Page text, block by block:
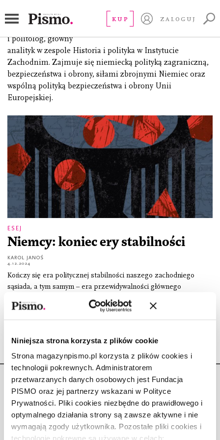
Niniejsza strona korzysta z plików cookie
Strona magazynpismo.pl korzysta z plików cookies i
technologii pokrewnych. Administratorem
przetwarzanych danych osobowych jest Fundacja
PISMO oraz jej partnerzy wskazani w Polityce
Prywatności. Pliki cookies niezbędne do prawidłowego i
optymalnego działania strony są zawsze aktywne i nie
wymagają zgody użytkownika. Pozostałe pliki cookies i
technologie pokrewne są używane w celach:
KUP ZALOGUJ
(ur. 1988), doktor nauk społecznych, niemcoznawca
i politolog, główny
analityk w zespole Historia i polityka w Instytucie
Zachodnim. Zajmuje się niemiecką polityką zagraniczną,
bezpieczeństwa i obrony, siłami zbrojnymi Niemiec oraz
wspólną polityką bezpieczeństwa i obrony Unii
Europejskiej.
ESEJ
Niemcy: koniec ery stabilności
KAROL JANOŚ
4.12.2024
Kończy się era politycznej stabilności naszego zachodniego
sąsiada, a tym samym – era przewidywalności głównego
mocarstwa w Europie. Przyczyny są na tyle poważne, że już nie
tylko przy berlińskim, ale też przy
Copyright © Fundacja Pismo